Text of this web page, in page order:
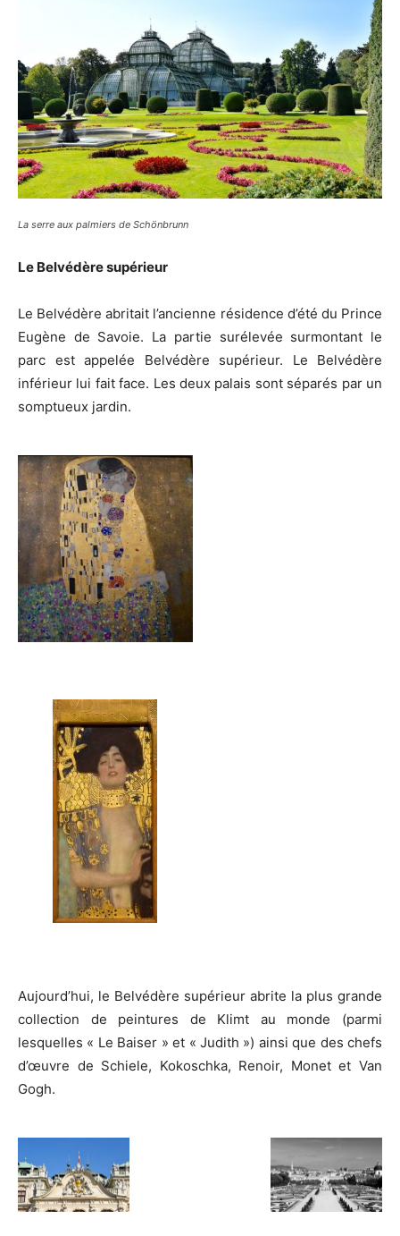
La serre aux palmiers de Schönbrunn
Le Belvédère supérieur
Le Belvédère abritait l’ancienne résidence d’été du Prince
Eugène de Savoie. La partie surélevée surmontant le
parc est appelée Belvédère supérieur. Le Belvédère
inférieur lui fait face. Les deux palais sont séparés par un
somptueux jardin.
Aujourd’hui, le Belvédère supérieur abrite la plus grande
collection de peintures de Klimt au monde (parmi
lesquelles « Le Baiser » et « Judith ») ainsi que des chefs
d’œuvre de Schiele, Kokoschka, Renoir, Monet et Van
Gogh.